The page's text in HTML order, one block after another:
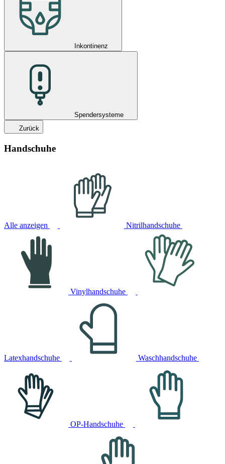
Inkontinenz
Spendersysteme
Zurück
Handschuhe
Alle anzeigen Nitrilhandschuhe
Vinylhandschuhe
Latexhandschuhe Waschhandschuhe
OP-Handschuhe